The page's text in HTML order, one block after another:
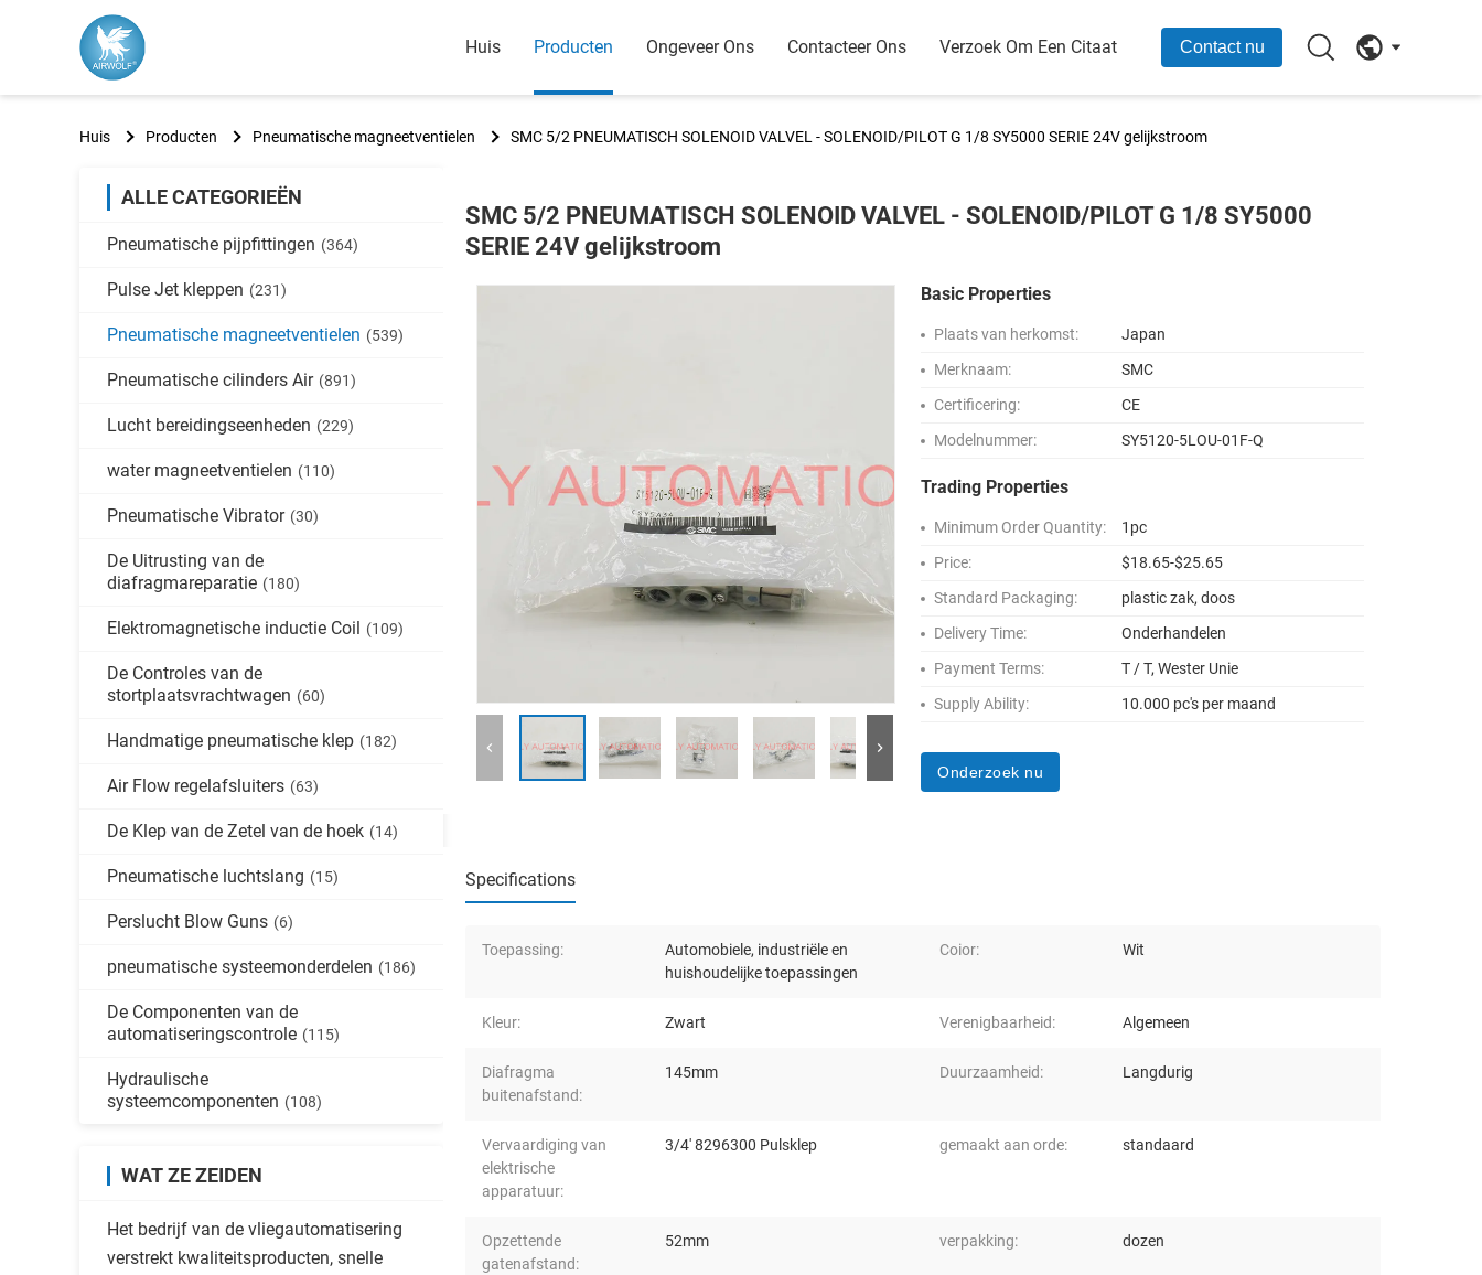
Huis Producten Ongeveer Ons Contacteer Ons Verzoek Om Een Citaat Contact nu
Huis Producten Pneumatische magneetventielen SMC 5/2 PNEUMATISCH SOLENOID VALVEL - SOLENOID/PILOT G 1/8 SY5000 SERIE 24V gelijkstroom
ALLE CATEGORIEËN
Pneumatische pijpfittingen (364)
Pulse Jet kleppen (231)
Pneumatische magneetventielen (539)
Pneumatische cilinders Air (891)
Lucht bereidingseenheden (229)
water magneetventielen (110)
Pneumatische Vibrator (30)
De Uitrusting van de
diafragmareparatie (180)
Elektromagnetische inductie Coil (109)
De Controles van de
stortplaatsvrachtwagen (60)
Handmatige pneumatische klep (182)
Air Flow regelafsluiters (63)
De Klep van de Zetel van de hoek (14)
Pneumatische luchtslang (15)
Perslucht Blow Guns (6)
pneumatische systeemonderdelen (186)
De Componenten van de
automatiseringscontrole (115)
Hydraulische
systeemcomponenten (108)
WAT ZE ZEIDEN
Het bedrijf van de vliegautomatisering
verstrekt kwaliteitsproducten, snelle
SMC 5/2 PNEUMATISCH SOLENOID VALVEL - SOLENOID/PILOT G 1/8 SY5000
SERIE 24V gelijkstroom
Basic Properties
Plaats van herkomst:
Japan
Merknaam:
SMC
Certificering:
CE
Modelnummer:
SY5120-5LOU-01F-Q
Trading Properties
Minimum Order Quantity:
1pc
Price:
$18.65-$25.65
Standard Packaging:
plastic zak, doos
Delivery Time:
Onderhandelen
Payment Terms:
T / T, Wester Unie
Supply Ability:
10.000 pc's per maand
Onderzoek nu
Specifications
Toepassing:
Automobiele, industriële en
huishoudelijke toepassingen
Coior: Wit
Kleur: Zwart Verenigbaarheid: Algemeen
Diafragma
buitenafstand:
145mm Duurzaamheid: Langdurig
Vervaardiging van
elektrische
apparatuur:
3/4' 8296300 Pulsklep gemaakt aan orde: standaard
Opzettende
gatenafstand:
52mm verpakking: dozen